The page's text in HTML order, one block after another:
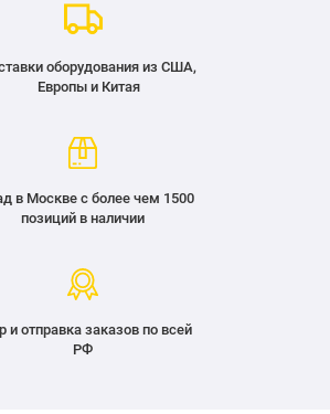
оборудования из США,
Европы и Китая
в Москве с более чем 1500
позиций в наличии
и отправка заказов по всей
РФ